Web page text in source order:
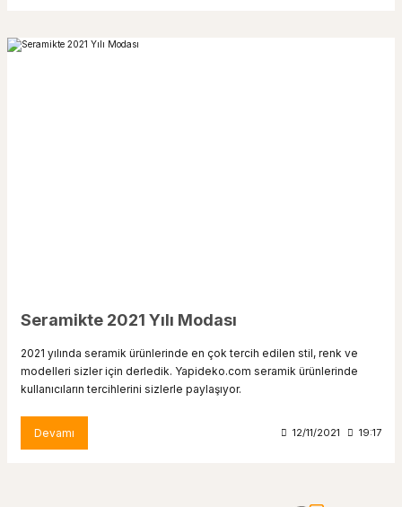
Seramikte 2021 Yılı Modası
2021 yılında seramik ürünlerinde en çok tercih edilen stil, renk ve
modelleri sizler için derledik. Yapideko.com seramik ürünlerinde
kullanıcıların tercihlerini sizlerle paylaşıyor.
Devamı 12/11/2021 19:17